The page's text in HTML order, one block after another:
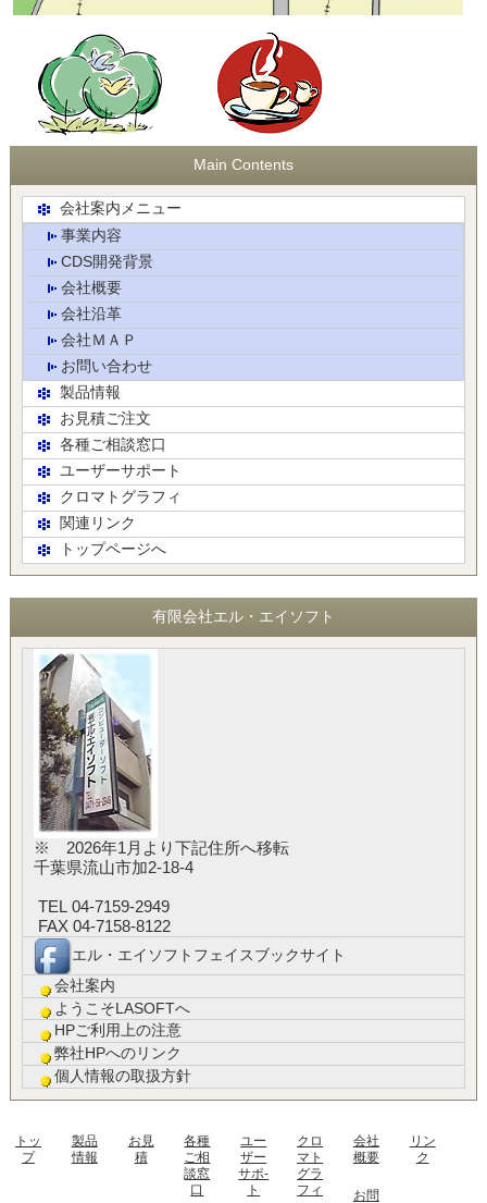
Main Contents
会社案内メニュー
事業内容
CDS開発背景
会社概要
会社沿革
会社ＭＡＰ
お問い合わせ
製品情報
お見積ご注文
各種ご相談窓口
ユーザーサポート
クロマトグラフィ
関連リンク
トップページへ
有限会社エル・エイソフト
※ 2026年1月より下記住所へ移転
千葉県流山市加2-18-4
TEL 04-7159-2949
FAX 04-7158-8122
エル・エイソフトフェイスブックサイト
会社案内
ようこそLASOFTへ
HPご利用上の注意
弊社HPへのリンク
個人情報の取扱方針
トッ
プ
製品
情報
お見
積
各種
ご相
談窓
口
ユー
ザー
サポ-
ト
クロ
マト
グラ
フィ
会社
概要
リン
ク
お問